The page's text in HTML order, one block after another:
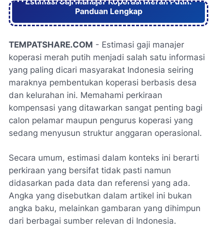
Panduan Lengkap
TEMPATSHARE.COM - Estimasi gaji manajer
koperasi merah putih menjadi salah satu informasi
yang paling dicari masyarakat Indonesia seiring
maraknya pembentukan koperasi berbasis desa
dan kelurahan ini. Memahami perkiraan
kompensasi yang ditawarkan sangat penting bagi
calon pelamar maupun pengurus koperasi yang
sedang menyusun struktur anggaran operasional.
Secara umum, estimasi dalam konteks ini berarti
perkiraan yang bersifat tidak pasti namun
didasarkan pada data dan referensi yang ada.
Angka yang disebutkan dalam artikel ini bukan
angka baku, melainkan gambaran yang dihimpun
dari berbagai sumber relevan di Indonesia.